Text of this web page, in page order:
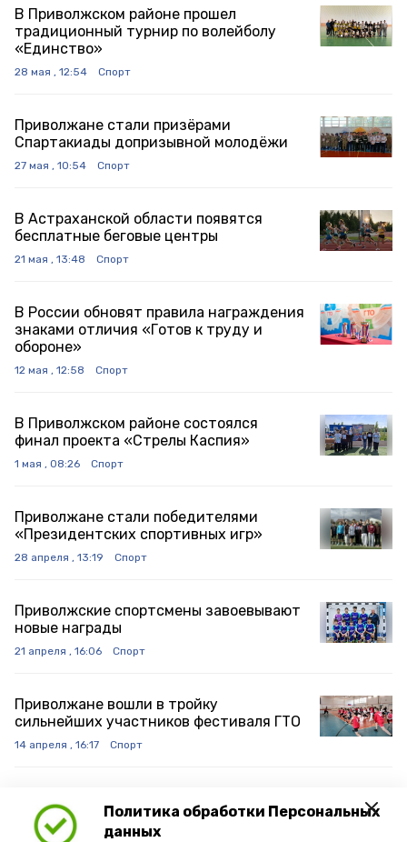
Политика обработки Персональных
данных
В Приволжском районе прошел
традиционный турнир по волейболу
«Единство»
28 мая , 12:54 Спорт
Приволжане стали призёрами
Спартакиады допризывной молодёжи
27 мая , 10:54 Спорт
В Астраханской области появятся
бесплатные беговые центры
21 мая , 13:48 Спорт
В России обновят правила награждения
знаками отличия «Готов к труду и
обороне»
12 мая , 12:58 Спорт
В Приволжском районе состоялся
финал проекта «Стрелы Каспия»
1 мая , 08:26 Спорт
Приволжане стали победителями
«Президентских спортивных игр»
28 апреля , 13:19 Спорт
Приволжские спортсмены завоевывают
новые награды
21 апреля , 16:06 Спорт
Приволжане вошли в тройку
сильнейших участников фестиваля ГТО
14 апреля , 16:17 Спорт
областного легкоатлетического кросса
14 апреля , 12:43 Спорт